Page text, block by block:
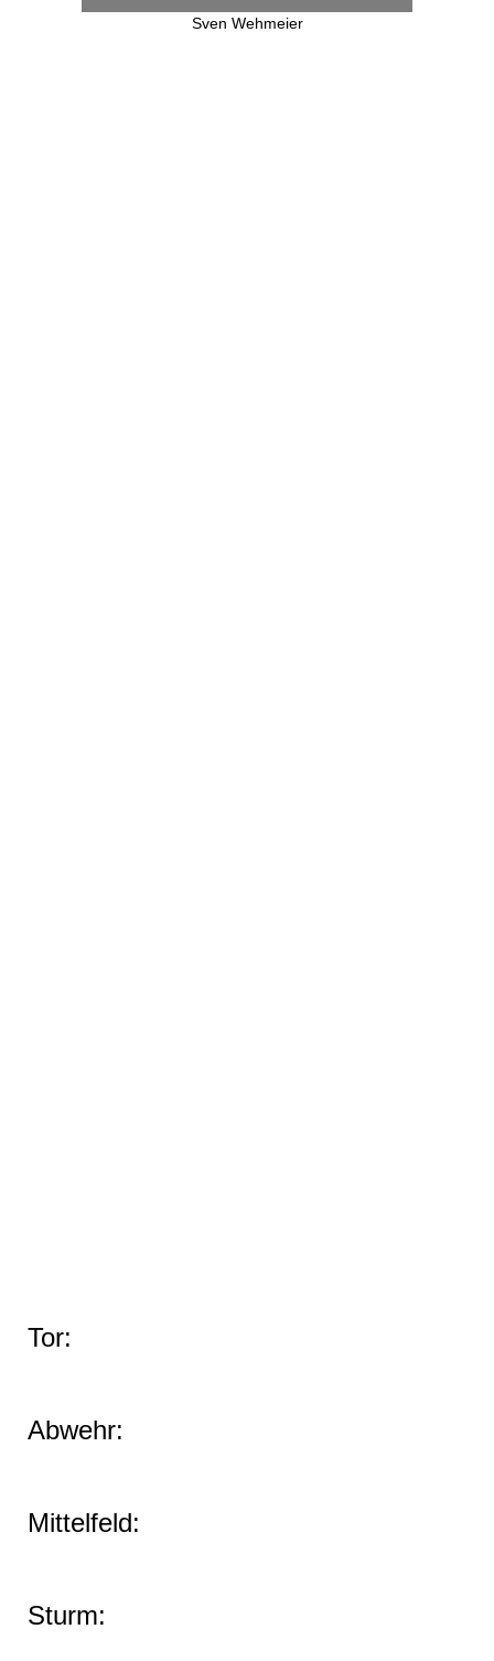
Sven Wehmeier
Tor:
Abwehr:
Mittelfeld:
Sturm: